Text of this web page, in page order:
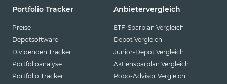
Portfolio Tracker
Preise
Depotsoftware
Dividenden Tracker
Portfolioanalyse
Portfolio Tracker
Anbietervergleich
ETF-Sparplan Vergleich
Depot Vergleich
Junior-Depot Vergleich
Aktiensparplan Vergleich
Robo-Advisor Vergleich